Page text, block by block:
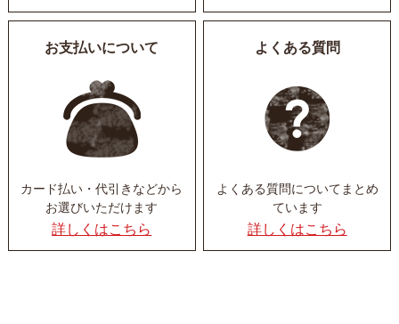
お支払いについて
カード払い・代引きなどから
お選びいただけます
詳しくはこちら
よくある質問
よくある質問について まとめ
ています
詳しくはこちら